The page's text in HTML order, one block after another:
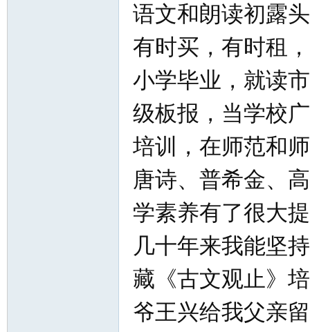
语文和朗读初露
有时买，有时租
小学毕业，就读
级板报，当学校
培训，在师范和
唐诗、普希金、
学素养有了很大
几十年来我能坚
藏《古文观止》
爷王兴给我父亲